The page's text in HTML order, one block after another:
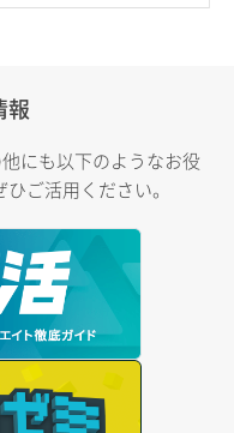
報
にも以下のようなお役
ご活用ください。